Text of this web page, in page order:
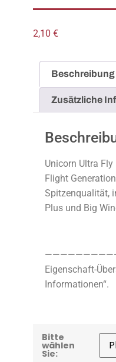
2,10 €
Beschreibung
Zusätzliche
Unicorn Ultra
Flight
Spitzenqualität,
Plus und Big
Eigenschaft-
Informationen“.
Bitte
wählen
Sie: